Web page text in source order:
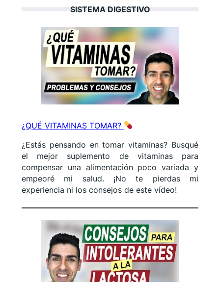
SISTEMA DIGESTIVO
¿QUÉ VITAMINAS TOMAR?
¿Estás pensando en tomar vitaminas? Busqué
el mejor suplemento de vitaminas para
compensar una alimentación poco variada y
empeoré mi salud. ¡No te pierdas mi
experiencia ni los consejos de este vídeo!